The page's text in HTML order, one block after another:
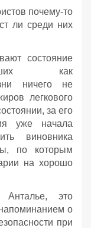
почему-то
ли среди них
состояние
как
ничего не
легкового
за его
уже начала
виновника
по которым
на хорошо
это
о
при